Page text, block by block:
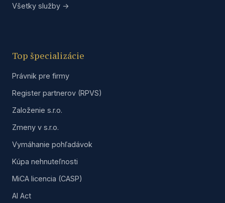
Všetky služby →
Top špecializácie
Právnik pre firmy
Register partnerov (RPVS)
Založenie s.r.o.
Zmeny v s.r.o.
Vymáhanie pohľadávok
Kúpa nehnuteľnosti
MiCA licencia (CASP)
AI Act